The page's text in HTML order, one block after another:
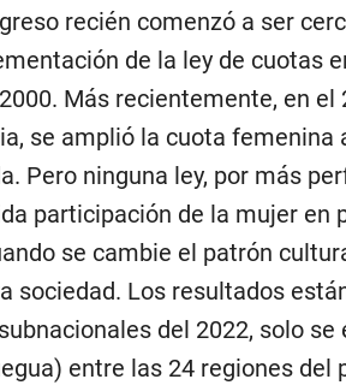
recién comenzó a ser
de la ley de cuotas
Más recientemente, en el
se amplió la cuota femenina
Pero ninguna ley, por más
participación de la mujer en
se cambie el patrón
sociedad. Los resultados
del 2022, solo se
entre las 24 regiones del